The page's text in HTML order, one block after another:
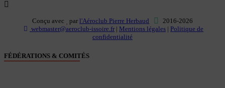
Conçu avec par l'Aéroclub Pierre Herbaud
2016-2026
webmaster@aeroclub-issoire.fr | Mentions légales | Politique de
confidentialité
FÉDÉRATIONS & COMITÉS